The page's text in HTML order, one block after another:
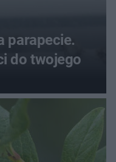
parapecie.
do twojego